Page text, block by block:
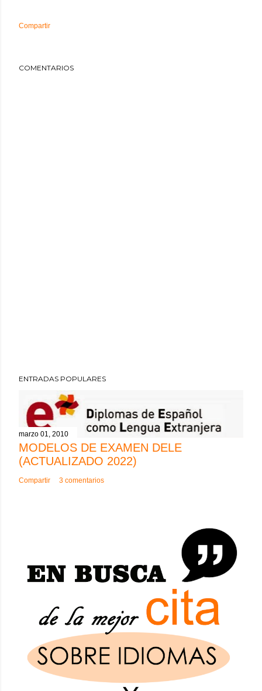
Compartir
COMENTARIOS
ENTRADAS POPULARES
marzo 01, 2010
MODELOS DE EXAMEN DELE
(ACTUALIZADO 2022)
Compartir 3 comentarios